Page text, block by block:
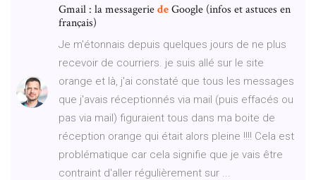
Gmail : la messageriedeGoogle (infos et astuces en
français)
Je m'étonnais depuis quelques jours de ne plus
recevoir de courriers. je suis allé sur le site
orange et là, j'ai constaté que tous les messages
que j'avais réceptionnés via mail (puis effacés ou
pas via mail) figuraient tous dans ma boite de
réception orange qui était alors pleine !!!! Cela est
problématique car cela signifie que je vais être
contraint d'aller régulièrement sur ...